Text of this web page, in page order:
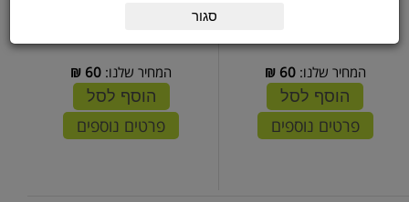
המחיר שלנו:60
₪
הוסף לסל
פרטים נוספים
המחיר שלנו: 60
₪
הוסף לסל
פרטים נוספים
סגור